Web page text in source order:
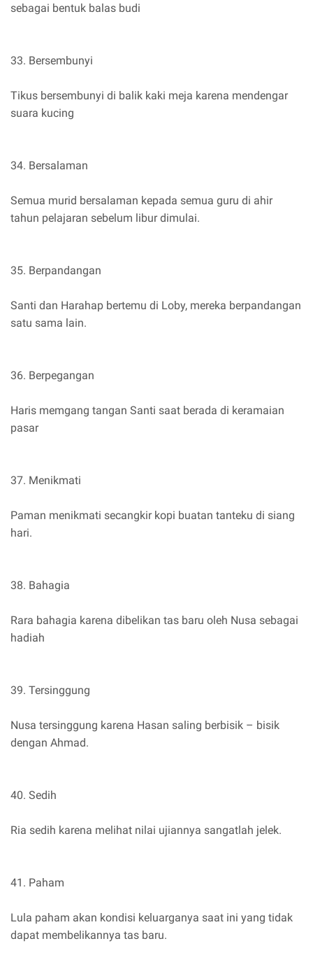
sebagai bentuk balas budi
33. Bersembunyi
Tikus bersembunyi di balik kaki meja karena mendengar
suara kucing
34. Bersalaman
Semua murid bersalaman kepada semua guru di ahir
tahun pelajaran sebelum libur dimulai.
35. Berpandangan
Santi dan Harahap bertemu di Loby, mereka berpandangan
satu sama lain.
36. Berpegangan
Haris memgang tangan Santi saat berada di keramaian
pasar
37. Menikmati
Paman menikmati secangkir kopi buatan tanteku di siang
hari.
38. Bahagia
Rara bahagia karena dibelikan tas baru oleh Nusa sebagai
hadiah
39. Tersinggung
Nusa tersinggung karena Hasan saling berbisik – bisik
dengan Ahmad.
40. Sedih
Ria sedih karena melihat nilai ujiannya sangatlah jelek.
41. Paham
Lula paham akan kondisi keluarganya saat ini yang tidak
dapat membelikannya tas baru.